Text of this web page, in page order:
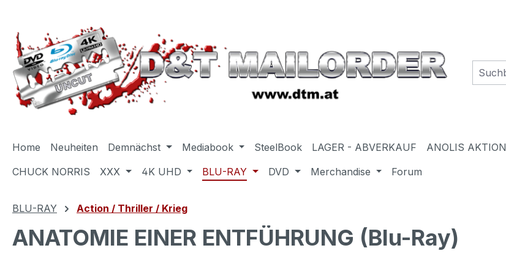
Home Neuheiten Demnächst Mediabook SteelBook LAGER - ABVERKAUF ANOLIS AKTION
CHUCK NORRIS
XXX 4K UHD BLU-RAY DVD Merchandise Forum
BLU-RAY Action / Thriller / Krieg
ANATOMIE EINER ENTFÜHRUNG (Blu-Ray)